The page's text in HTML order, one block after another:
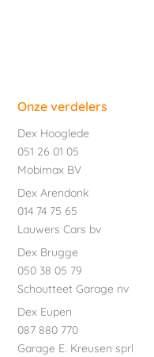
Onze verdelers
Dex Hooglede
051 26 01 05
Mobimax BV
Dex Arendonk
014 74 75 65
Lauwers Cars bv
Dex Brugge
050 38 05 79
Schoutteet Garage nv
Dex Eupen
087 880 770
Garage E. Kreusen sprl